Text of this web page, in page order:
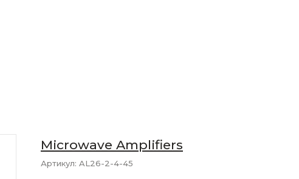
Microwave Amplifiers
Артикул: AL26-2-4-45